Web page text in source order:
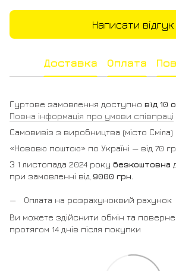
Написати відгук
Доставка Оплата
Гуртове замовлення доступно від 10
Повна інформація про умови співпраці
Самовивіз з виробництва (місто
«Нововю поштою» по Україні — від 70
З 1 листопада 2024 року безкоштовна
при замовленні від 9000 грн.
Оплата на розрахуноквий рахунок
Ви можете здійснити обмін та
протягом 14 днів після покупки